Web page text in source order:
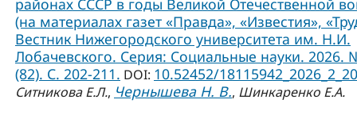
районах СССР в годы Великой Отечественной
(на материалах газет «Правда», «Известия»,
Вестник Нижегородского университета им. Н.И.
Лобачевского. Серия: Социальные науки. 2026.
(82). С. 202-211. DOI: 10.52452/
Ситникова Е.Л., Чернышева Н. В., Шинкаренко Е.А.